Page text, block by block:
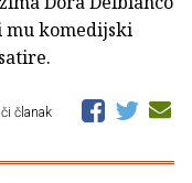
mu komedijski
članak